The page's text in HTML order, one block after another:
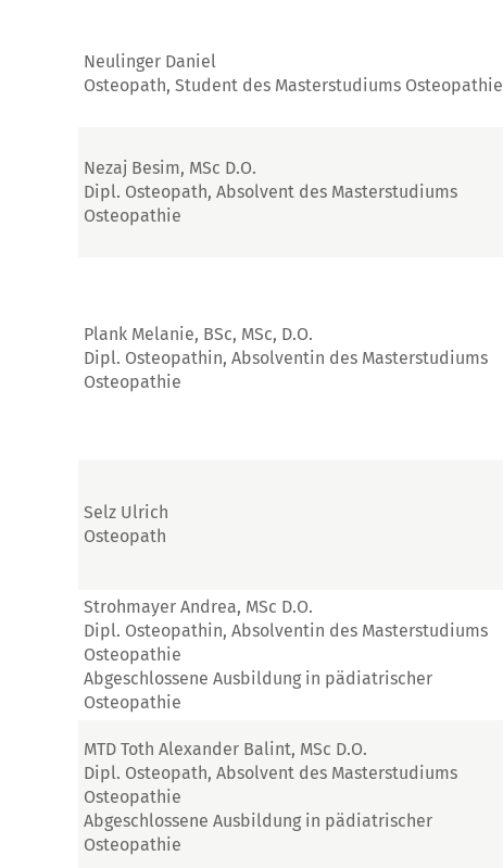
Neulinger Daniel
Osteopath, Student des Masterstudiums Osteopathie
Nezaj Besim, MSc D.O.
Dipl. Osteopath, Absolvent des Masterstudiums
Osteopathie
Plank Melanie, BSc, MSc, D.O.
Dipl. Osteopathin, Absolventin des Masterstudiums
Osteopathie
Selz Ulrich
Osteopath
Strohmayer Andrea, MSc D.O.
Dipl. Osteopathin, Absolventin des Masterstudiums
Osteopathie
Abgeschlossene Ausbildung in pädiatrischer
Osteopathie
MTD Toth Alexander Balint, MSc D.O.
Dipl. Osteopath, Absolvent des Masterstudiums
Osteopathie
Abgeschlossene Ausbildung in pädiatrischer
Osteopathie